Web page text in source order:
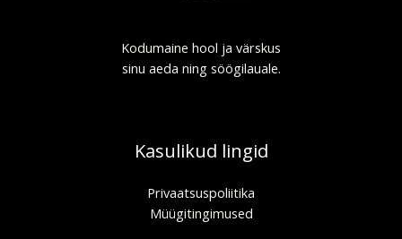
Kodumaine hool ja värskus
sinu aeda ning söögilauale.
Kasulikud lingid
Privaatsuspoliitika
Müügitingimused